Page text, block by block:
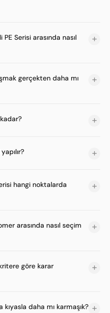
Serisi arasında nasıl
gerçekten daha mı
hangi noktalarda
arasında nasıl seçim
göre karar
kıyasla daha mı karmaşık?